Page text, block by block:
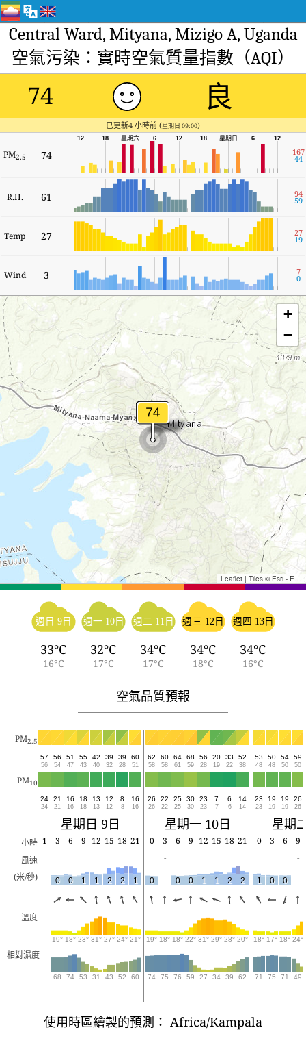
Central Ward, Mityana, Mizigo A, Uganda
空氣污染：實時空氣質量指數（AQI）
74 良
已更新4 小時前 (星期日 09:00)
PM2.5 74
12
6
星期日
18
12
6
星期六
18
12
167
44
R.H. 61 94
59
Temp 27 27
19
Wind 3 7
0
+
−
Leaflet | Tiles © Esri - Esri, DeLorme, NAVTEQ, TomTom, Intermap, iPC, USGS, FAO, NPS, NRCAN, GeoBase, Kadaster NL, Ordnance Survey, Esri Japan, METI, Esri China (Hong Kong), and the GIS User Community
週日 9日
33°C
16°C
週一 10日
32°C
17°C
週二 11日
34°C
17°C
週三 12日
34°C
18°C
週四 13日
34°C
16°C
空氣品質預報
PM2.5
57
56
56
54
51
47
55
43
42
40
39
32
39
28
60
51
62
58
60
58
64
61
68
59
56
28
20
19
33
22
52
38
53
48
50
48
54
50
59
50
PM10
24
24
21
21
16
16
18
18
13
13
12
12
8
8
16
16
26
26
22
22
25
25
30
30
23
23
7
7
6
6
14
14
23
23
19
19
19
19
26
26
星期日 9日 星期一 10日 星期
小時 1 3 6 9 12 15 18 21 0 3 6 9 12 15 18 21 0 3 6
9
風速
(米/秒)
0 0 1 1 2 2 1 0
-
0 0 1 1 2 2 1 0 0
-
溫度
19° 18° 23° 31° 27° 24° 21° 19° 18° 18° 22° 31° 29° 28° 20° 18° 17° 18° 24°
相對濕度
68 74 53 31 43 52 60 74 75 76 59 27 34 39 62 71 75 71 49
使用時區繪製的預測： Africa/Kampala